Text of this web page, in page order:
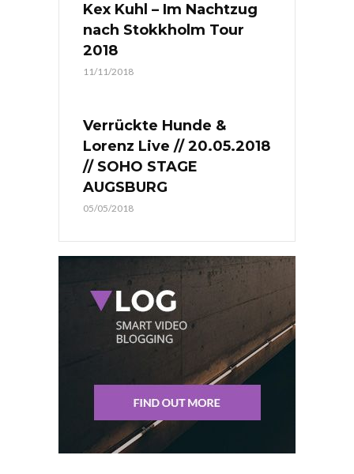
Kex Kuhl – Im Nachtzug
nach Stokkholm Tour
2018
11/11/2018
Verrückte Hunde &
Lorenz Live // 20.05.2018
// SOHO STAGE
AUGSBURG
05/05/2018